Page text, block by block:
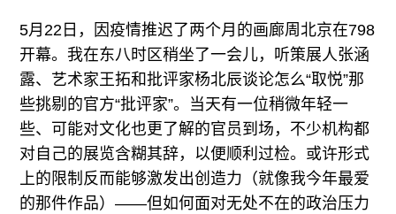
5月22日，因疫情推迟了两个月的画廊周北京在798
开幕。我在东八时区稍坐了一会儿，听策展人张涵
露、艺术家王拓和批评家杨北辰谈论怎么“取悦”那
些挑剔的官方“批评家”。当天有一位稍微年轻一
些、可能对文化也更了解的官员到场，不少机构都
对自己的展览含糊其辞，以便顺利过检。或许形式
上的限制反而能够激发出创造力（就像我今年最爱
的那件作品）——但如何面对无处不在的政治压力